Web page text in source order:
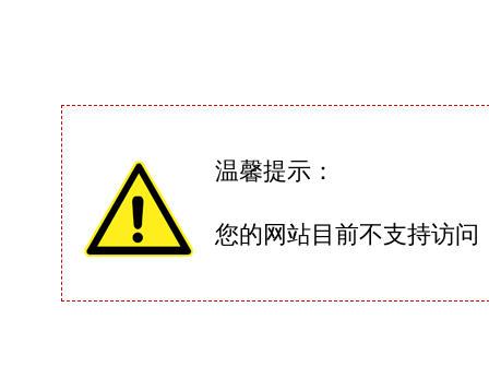
温馨提示：
您的网站目前不支持访